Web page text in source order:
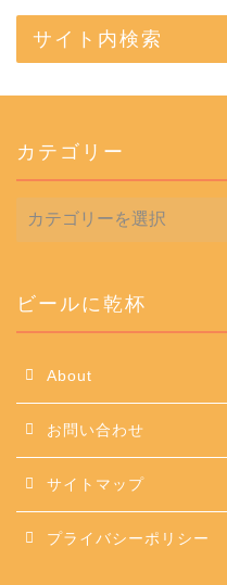
サイト内検索
カテゴリー
テ
ー
ビールに乾杯
About
お問い合わせ
サイトマップ
プライバシーポリシー